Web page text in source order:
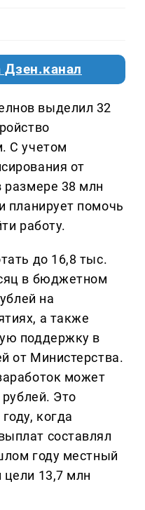
Дзен.канал
выделил 32
С учетом
от
размере 38 млн
планирует помочь
работу.
до 16,8 тыс.
в бюджетном
на
а также
поддержку в
от Министерства.
может
Это
когда
составлял
году местный
13,7 млн